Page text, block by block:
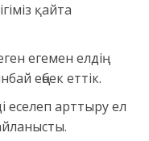
қайта
егемен елдің
еңбек еттік.
еселеп арттыру ел